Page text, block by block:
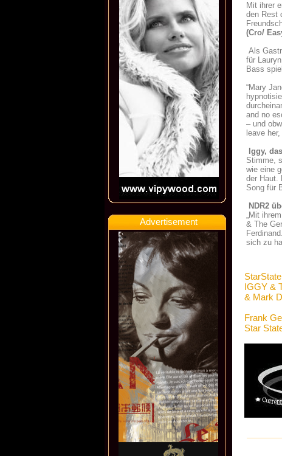
Advertisement
Mit ihrer
den Rest
(Cro/
Als
für
Bass
“Mary
and no
– und
leave
Iggy,
Stimme,
wie eine
der Haut.
Song für
NDR2
„Mit
& The
sich zu
IGGY &
& Mark
Frank
Star